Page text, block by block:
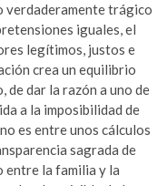
verdaderamente trágico
iguales, el
legítimos, justos e
crea un equilibrio
dar la razón a uno de
a la imposibilidad de
es entre unos cálculos
sagrada de
entre la familia y la